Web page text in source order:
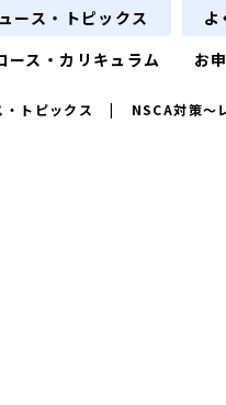
ース・トピックス
よ
ース・カリキュラム お
・トピックス | NSCA対策〜